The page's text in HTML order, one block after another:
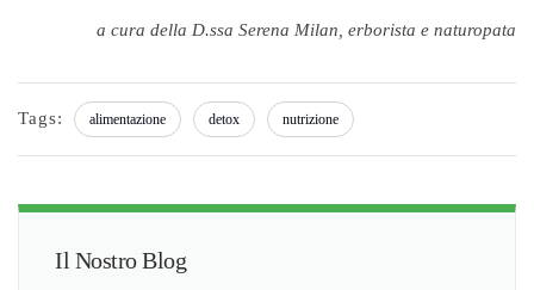
a cura della D.ssa Serena Milan, erborista e naturopata
Tags: alimentazione detox nutrizione
Il Nostro Blog